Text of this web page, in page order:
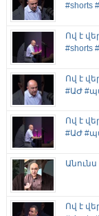
Ով է
Ով է
#ԱԺ
Ով է
#ԱԺ
Ով է